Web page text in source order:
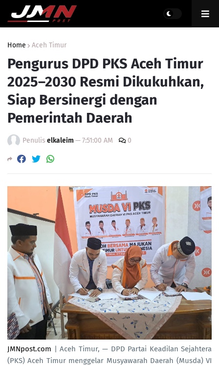
Home Aceh Timur
Pengurus DPD PKS Aceh Timur
2025–2030 Resmi Dikukuhkan,
Siap Bersinergi dengan
Pemerintah Daerah
Penulis elkaleim —7:51:00 AM 0
JMNpost.com | Aceh Timur, — DPD Partai Keadilan Sejahtera
(PKS) Aceh Timur menggelar Musyawarah Daerah (Musda) VI